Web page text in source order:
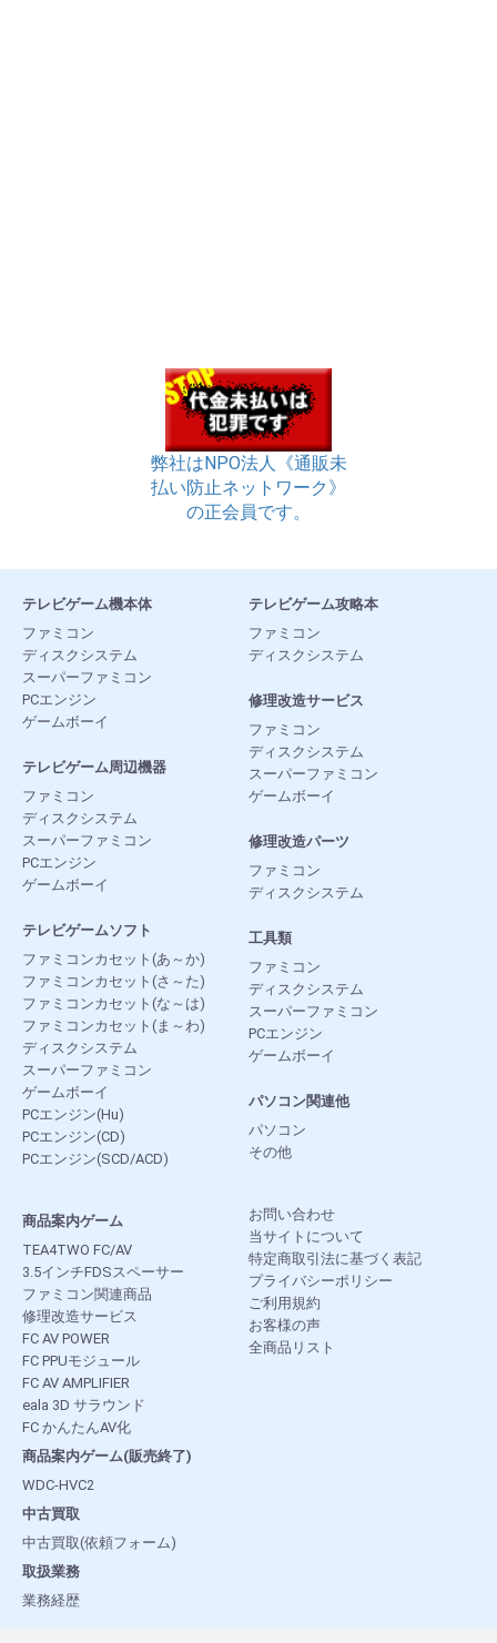
弊社はNPO法人《通販未
払い防止ネットワーク》
の正会員です。
テレビゲーム機本体
ファミコン
ディスクシステム
スーパーファミコン
PCエンジン
ゲームボーイ
テレビゲーム周辺機器
ファミコン
ディスクシステム
スーパーファミコン
PCエンジン
ゲームボーイ
テレビゲームソフト
ファミコンカセット(あ～か)
ファミコンカセット(さ～た)
ファミコンカセット(な～は)
ファミコンカセット(ま～わ)
ディスクシステム
スーパーファミコン
ゲームボーイ
PCエンジン(Hu)
PCエンジン(CD)
PCエンジン(SCD/ACD)
テレビゲーム攻略本
ファミコン
ディスクシステム
修理改造サービス
ファミコン
ディスクシステム
スーパーファミコン
ゲームボーイ
修理改造パーツ
ファミコン
ディスクシステム
工具類
ファミコン
ディスクシステム
スーパーファミコン
PCエンジン
ゲームボーイ
パソコン関連他
パソコン
その他
商品案内ゲーム
TEA4TWO FC/AV
3.5インチFDSスペーサー
ファミコン関連商品
修理改造サービス
FC AV POWER
FC PPUモジュール
FC AV AMPLIFIER
eala 3D サラウンド
FC かんたんAV化
商品案内ゲーム(販売終了)
WDC-HVC2
中古買取
中古買取(依頼フォーム)
取扱業務
業務経歴
お問い合わせ
当サイトについて
特定商取引法に基づく表記
プライバシーポリシー
ご利用規約
お客様の声
全商品リスト